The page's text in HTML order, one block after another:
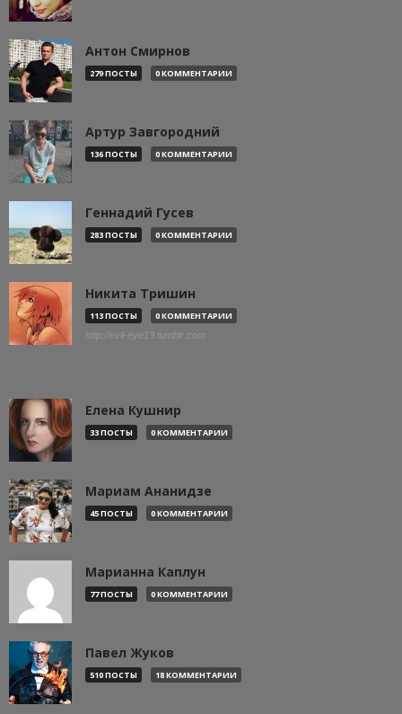
Антон Смирнов
279 ПОСТЫ 0 КОММЕНТАРИИ
Артур Завгородний
136 ПОСТЫ 0 КОММЕНТАРИИ
Геннадий Гусев
283 ПОСТЫ 0 КОММЕНТАРИИ
Никита Тришин
113 ПОСТЫ 0 КОММЕНТАРИИ
http://evil-eye13.tumblr.com
Елена Кушнир
33 ПОСТЫ 0 КОММЕНТАРИИ
Мариам Ананидзе
45 ПОСТЫ 0 КОММЕНТАРИИ
Марианна Каплун
77 ПОСТЫ 0 КОММЕНТАРИИ
Павел Жуков
510 ПОСТЫ 18 КОММЕНТАРИИ